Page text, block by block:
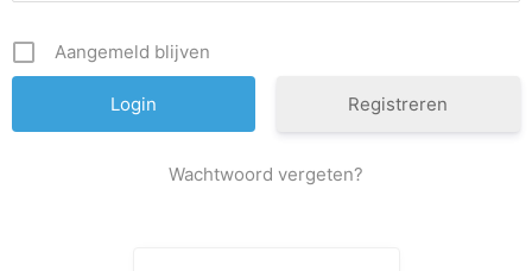
Aangemeld blijven
Registreren
Wachtwoord vergeten?